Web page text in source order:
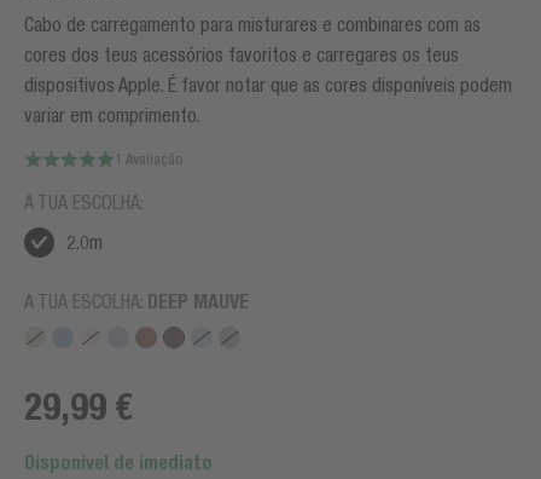
Cabo de carregamento para misturares e combinares com as
cores dos teus acessórios favoritos e carregares os teus
dispositivos Apple. É favor notar que as cores disponíveis podem
variar em comprimento.
1 Avaliação
A TUA ESCOLHA:
2.0m
A TUA ESCOLHA: DEEP MAUVE
29,99 €
Disponível de imediato